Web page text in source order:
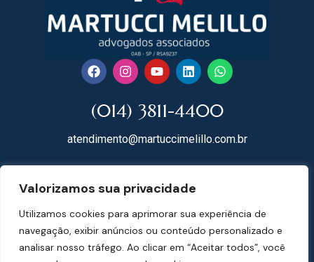
Valorizamos sua privacidade
Utilizamos cookies para aprimorar sua experiência de
navegação, exibir anúncios ou conteúdo personalizado e
analisar nosso tráfego. Ao clicar em “Aceitar todos”, você
(014) 3811-4400
atendimento@martuccimelillo.com.br
18602-091 Centro – Botucatu – SP